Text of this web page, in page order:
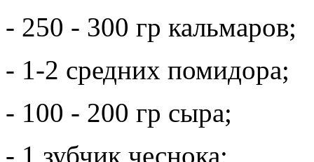
- 250 - 300 гр кальмаров;
- 1-2 средних помидора;
- 100 - 200 гр сыра;
- 1 зубчик чеснока;